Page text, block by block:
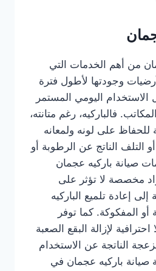
من أهم الخدمات التي
وجودتها لأطول فترة
اليومي المستمر
فالباركيه، رغم متانته،
للحفاظ على لونه ولمعانه
الناتج عن الرطوبة أو
صيانة باركيه عجمان
مخصصة لا تؤثر على
إلى إعادة تلميع الباركيه
أو المفكوكة. كما توفر
لإزالة البقع الصعبة
الناتجة عن الاستخدام
صيانة باركيه عجمان في